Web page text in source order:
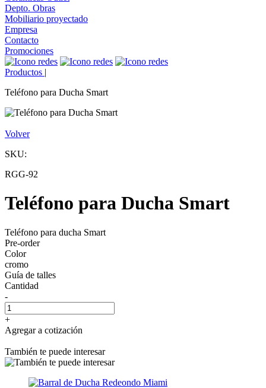
Depto. Obras
Mobiliario proyectado
Empresa
Contacto
Promociones
Productos |
Teléfono para Ducha Smart
Volver
SKU:
RGG-92
Teléfono para Ducha Smart
Teléfono para ducha Smart
Pre-order
Color
cromo
Guía de talles
Cantidad
-
+
Agregar a cotización
También te puede interesar